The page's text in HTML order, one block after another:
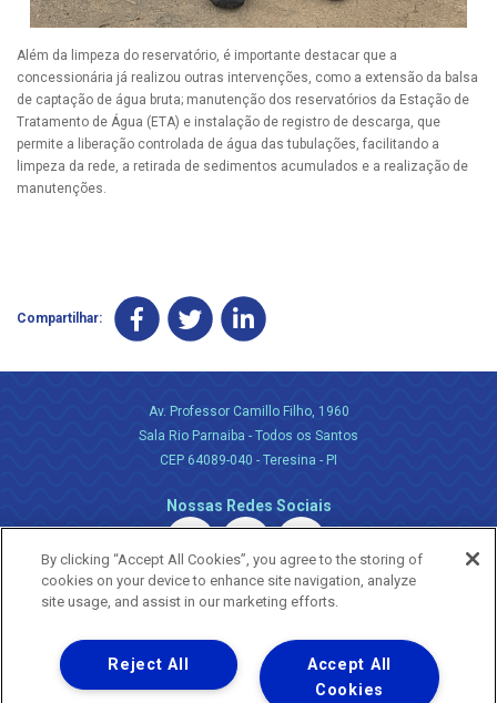
Além da limpeza do reservatório, é importante destacar que a
concessionária já realizou outras intervenções, como a extensão da balsa
de captação de água bruta; manutenção dos reservatórios da Estação de
Tratamento de Água (ETA) e instalação de registro de descarga, que
permite a liberação controlada de água das tubulações, facilitando a
limpeza da rede, a retirada de sedimentos acumulados e a realização de
manutenções.
Compartilhar:
Av. Professor Camillo Filho, 1960
Sala Rio Parnaiba - Todos os Santos
CEP 64089-040 - Teresina - PI
Nossas Redes Sociais
Uma empresa
Copyright ® 2026 - Todos os Direitos Reservados.
By clicking “Accept All Cookies”, you agree to the storing of
cookies on your device to enhance site navigation, analyze
site usage, and assist in our marketing efforts.
Accept All
Cookies
Reject All